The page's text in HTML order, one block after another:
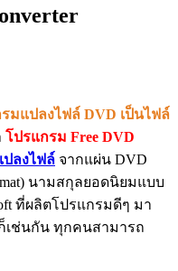
รมแปลงไฟล์ DVD เป็นไฟล์
โปรแกรม Free DVD
ลงไฟล์ จากแผ่น DVD
นามสกุลยอดนิยมแบบ
ที่ผลิตโปรแกรมดีๆ มา
เช่นกัน ทุกคนสามารถ